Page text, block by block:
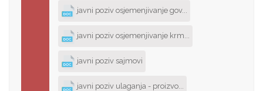
javni poziv osjemenjivanje gov...
javni poziv osjemenjivanje krm...
javni poziv sajmovi
javni poziv ulaganja - proizvo...